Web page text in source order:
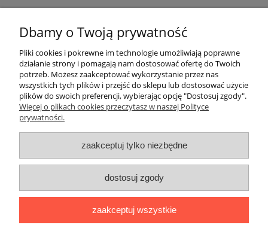
O firmie
Użycie nazw marek i typów, np. odkurzaczy lub akcesoriów do
odkurzaczy, ma charakter tylko i wyłącznie porównawczo -
informacyjny.
accessories for vacuum cleaners, is a only comparatively -
information.
Dbamy o Twoją prywatność
Pliki cookies i pokrewne im technologie umożliwiają poprawne
działanie strony i pomagają nam dostosować ofertę do Twoich
potrzeb. Możesz zaakceptować wykorzystanie przez nas
wszystkich tych plików i przejść do sklepu lub dostosować użycie
plików do swoich preferencji, wybierając opcję "Dostosuj zgody".
Więcej o plikach cookies przeczytasz w naszej Polityce
prywatności.
zaakceptuj tylko niezbędne
dostosuj zgody
zaakceptuj wszystkie